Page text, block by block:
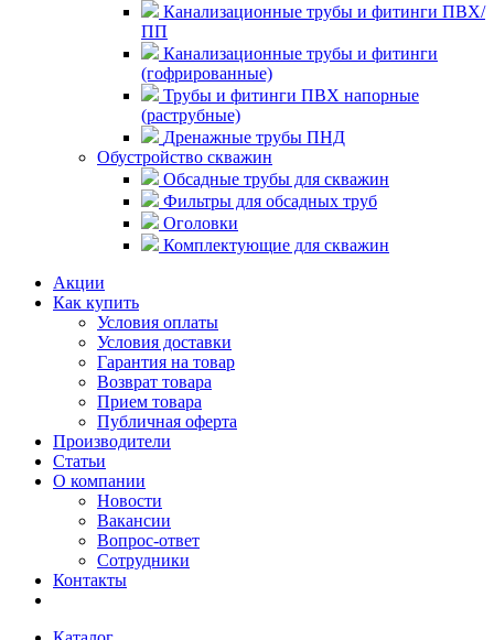
Канализационные трубы и фитинги ПВХ/
ПП
Канализационные трубы и фитинги
(гофрированные)
Трубы и фитинги ПВХ напорные
(раструбные)
Дренажные трубы ПНД
Обустройство скважин
Обсадные трубы для скважин
Фильтры для обсадных труб
Оголовки
Комплектующие для скважин
Акции
Как купить
Условия оплаты
Условия доставки
Гарантия на товар
Возврат товара
Прием товара
Публичная оферта
Производители
Статьи
О компании
Новости
Вакансии
Вопрос-ответ
Сотрудники
Контакты